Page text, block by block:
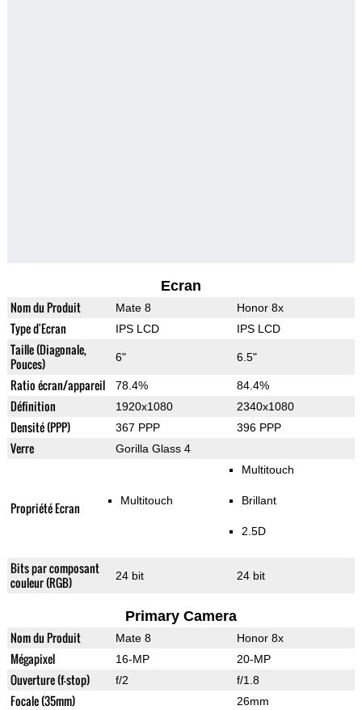
Ecran
Nom du Produit Mate 8 Honor 8x
Type d'Ecran IPS LCD IPS LCD
Taille (Diagonale,
Pouces)
6" 6.5"
Ratio écran/appareil 78.4% 84.4%
Définition 1920x1080 2340x1080
Densité (PPP) 367 PPP 396 PPP
Verre Gorilla Glass 4
Propriété Ecran Multitouch
Multitouch
Brillant
2.5D
Bits par composant
couleur (RGB)
24 bit 24 bit
Primary Camera
Nom du Produit Mate 8 Honor 8x
Mégapixel 16-MP 20-MP
Ouverture (f-stop) f/2 f/1.8
Focale (35mm) 26mm